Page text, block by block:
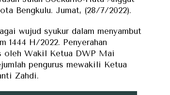
Bengkulu. Jumat, (28/7/2022).
wujud syukur dalam menyambut
1444 H/2022. Penyerahan
oleh Wakil Ketua DWP Mai
pengurus mewakili Ketua
Zahdi.